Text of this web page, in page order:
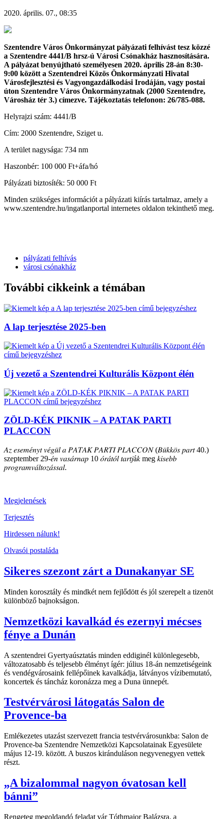
2020. április. 07., 08:35
Szentendre Város Önkormányzat pályázati felhívást tesz közzé
a Szentendre 4441/B hrsz-ú Városi Csónakház hasznosítására.
A pályázat benyújtható személyesen 2020. április 28-án 8:30-
9:00 között a Szentendrei Közös Önkormányzati Hivatal
Városfejlesztési és Vagyongazdálkodási Irodáján, vagy postai
úton Szentendre Város Önkormányzatnak (2000 Szentendre,
Városház tér 3.) címezve. Tájékoztatás telefonon: 26/785-088.
Helyrajzi szám: 4441/B
Cím: 2000 Szentendre, Sziget u.
A terület nagysága: 734 nm
Haszonbér: 100 000 Ft+áfa/hó
Pályázati biztosíték: 50 000 Ft
Minden szükséges információt a pályázati kiírás tartalmaz, amely a
www.szentendre.hu/ingatlanportal internetes oldalon tekinthető meg.
pályázati felhívás
városi csónakház
További cikkeink a témában
A lap terjesztése 2025-ben
Új vezető a Szentendrei Kulturális Központ élén
ZÖLD-KÉK PIKNIK – A PATAK PARTI
PLACCON
𝐴𝑧 𝑒𝑠𝑒𝑚𝑒́𝑛𝑦𝑡 𝑣𝑒́𝑔𝑢̈𝑙 𝑎 𝑃𝐴𝑇𝐴𝐾 𝑃𝐴𝑅𝑇𝐼 𝑃𝐿𝐴𝐶𝐶𝑂𝑁 (𝐵𝑢̈𝑘𝑘𝑜̈𝑠 𝑝𝑎𝑟𝑡 40.)
szeptember 29-𝑒́𝑛 𝑣𝑎𝑠𝑎́𝑟𝑛𝑎𝑝 10 𝑜́𝑟𝑎́𝑡𝑜́𝑙 𝑡𝑎𝑟𝑡𝑗á𝑘 meg 𝑘𝑖𝑠𝑒𝑏𝑏
𝑝𝑟𝑜𝑔𝑟𝑎𝑚𝑣𝑎́𝑙𝑡𝑜𝑧𝑎́𝑠𝑠𝑎𝑙.
Megjelenések
Terjesztés
Hirdessen nálunk!
Olvasói postaláda
Sikeres szezont zárt a Dunakanyar SE
Minden korosztály és mindkét nem fejlődött és jól szerepelt a tizenöt
különböző bajnokságon.
Nemzetközi kavalkád és ezernyi mécses
fénye a Dunán
A szentendrei Gyertyaúsztatás minden eddiginél különlegesebb,
változatosabb és teljesebb élményt ígér: július 18-án nemzetiségeink
és vendégvárosaink fellépőinek kavalkádja, látványos vízibemutató,
koncertek és táncház koronázza meg a Duna ünnepét.
Testvérvárosi látogatás Salon de
Provence-ba
Emlékezetes utazást szervezett francia testvérvárosunkba: Salon de
Provence-ba Szentendre Nemzetközi Kapcsolatainak Egyesülete
május 12-19. között. A buszos kiránduláson negyvenegyen vettek
részt.
„A bizalommal nagyon óvatosan kell
bánni”
Rengeteg megoldandó feladat vár Tóthmajor Balázsra, a